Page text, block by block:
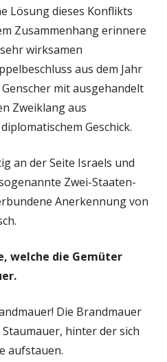
Lösung dieses Konflikts
Zusammenhang erinnere
wirksamen
aus dem Jahr
mit ausgehandelt
Zweiklang aus
Geschick.
an der Seite Israels und
Zwei-Staaten-
Anerkennung von
welche die Gemüter
Die Brandmauer
hinter der sich
aufstauen.